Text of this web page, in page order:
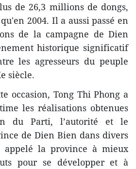
de 26,3 millions de dongs,
2004. Il a aussi passé en
de la campagne de Dien
historique significatif
les agresseurs du peuple
siècle.
occasion, Tong Thi Phong a
les réalisations obtenues
du Parti, l’autorité et le
de Dien Bien dans divers
appelé la province à mieux
pour se développer et à